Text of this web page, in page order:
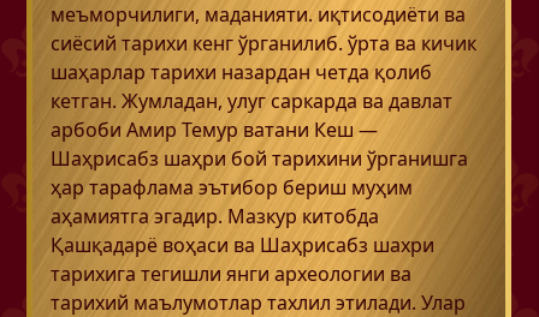
меъморчилиги, маданияти. иқтисодиёти ва
сиёсий тарихи кенг ўрганилиб. ўрта ва кичик
шаҳарлар тарихи назардан четда қолиб
кетган. Жумладан, улуг саркарда ва давлат
арбоби Амир Темур ватани Кеш —
Шаҳрисабз шаҳри бой тарихини ўрганишга
ҳар тарафлама эътибор бериш муҳим
аҳамиятга эгадир. Мазкур китобда
Қашқадарё воҳаси ва Шаҳрисабз шахри
тарихига тегишли янги археологии ва
тарихий маълумотлар тахлил этилади. Улар